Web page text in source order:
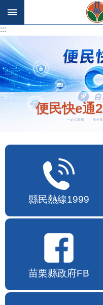
跳到主要內容區塊
:::
:::
便民快e通
縣民熱線1999
苗栗縣政府FB